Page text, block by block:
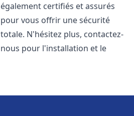
également certifiés et assurés
pour vous offrir une sécurité
totale. N'hésitez plus, contactez-
nous pour l'installation et le